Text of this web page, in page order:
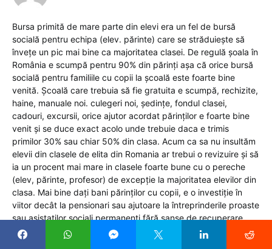
Bursa primită de mare parte din elevi era un fel de bursă
socială pentru echipa (elev. părinte) care se străduiește să
învețe un pic mai bine ca majoritatea clasei. De regulă șoala în
România e scumpă pentru 90% din părinți așa că orice bursă
socială pentru familiile cu copii la școală este foarte bine
venită. Școală care trebuia să fie gratuita e scumpă, rechizite,
haine, manuale noi. culegeri noi, ședințe, fondul clasei,
cadouri, excursii, orice ajutor acordat părinților e foarte bine
venit și se duce exact acolo unde trebuie daca e trimis
primilor 30% sau chiar 50% din clasa. Acum ca sa nu insultăm
elevii din clasele de elita din Romania ar trebui o revizuire și să
ia un procent mai mare in clasele foarte bune cu o pereche
(elev, părinte, profesor) de excepție la majoritatea elevilor din
clasa. Mai bine dați bani părinților cu copii, e o investiție în
viitor decât la pensionari sau ajutoare la întreprinderile proaste
sau asistaților sociali permanenți fără șanse de recuperare.
Reply